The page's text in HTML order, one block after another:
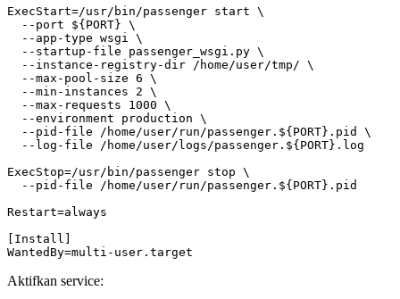
ExecStart=
  --log-file /home/user/logs/passenger.${PORT}.log
ExecStop=
  --pid-file /home/user/run/passenger.${PORT}.pid
Restart=always
[Install]
WantedBy=multi-user.target
Aktifkan service: